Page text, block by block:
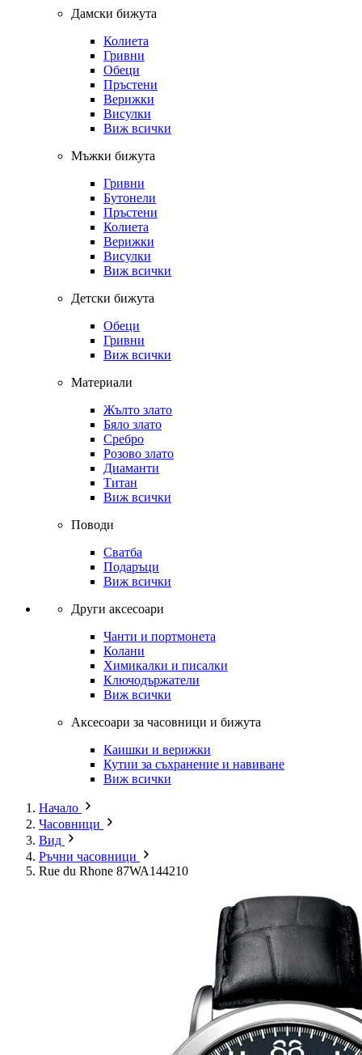
Дамски бижута
Колиета
Гривни
Обеци
Пръстени
Верижки
Висулки
Виж всички
Мъжки бижута
Гривни
Бутонели
Пръстени
Колиета
Верижки
Висулки
Виж всички
Детски бижута
Обеци
Гривни
Виж всички
Материали
Жълто злато
Бяло злато
Сребро
Розово злато
Диаманти
Титан
Виж всички
Поводи
Сватба
Подаръци
Виж всички
Други аксесоари
Чанти и портмонета
Колани
Химикалки и писалки
Ключодържатели
Виж всички
Аксесоари за часовници и бижута
Каишки и верижки
Кутии за съхранение и навиване
Виж всички
Начало
Часовници
Вид
Ръчни часовници
Rue du Rhone 87WA144210